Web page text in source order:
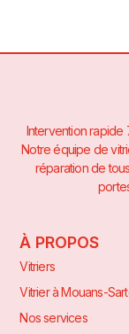
Intervention rapide
Notre équipe de
réparation de
À PROPOS
Vitriers
Vitrier à Mouans-
Nos services